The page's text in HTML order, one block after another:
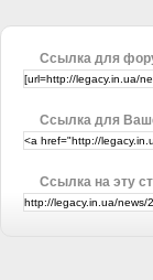
Ссылка для
Ссылка для
Ссылка на эту